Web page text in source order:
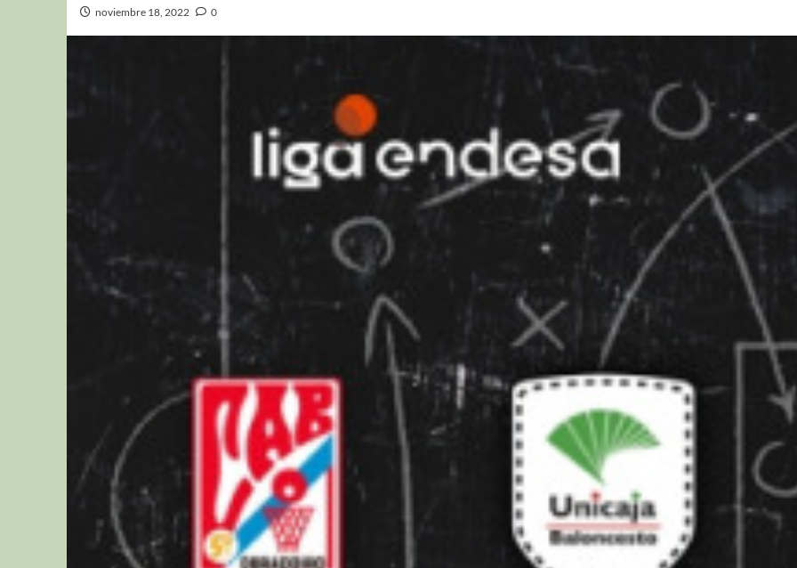
noviembre 18, 2022 0
La entrevista bTactic
La entrevista bTactic
mayo 7, 2026
Nos hacemos mayores. Vamos creciendo. Tanto así
que el próximo 20 de mayo celebramos nuestro
cuarto cumpleaños. Y todo crecimiento conlleva
sus cambios. Cambio que...
Leer más